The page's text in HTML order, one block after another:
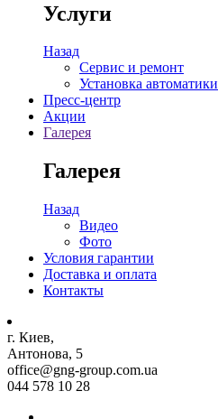
Услуги
Назад
Сервис и ремонт
Установка автоматики
Пресс-центр
Акции
Галерея
Галерея
Назад
Видео
Фото
Условия гарантии
Доставка и оплата
Контакты
г. Киев,
Антонова, 5
office@gng-group.com.ua
044 578 10 28